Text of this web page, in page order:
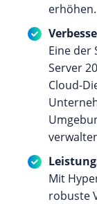
erhöhen.
Eine der
Server
Cloud-
Mit
robuste